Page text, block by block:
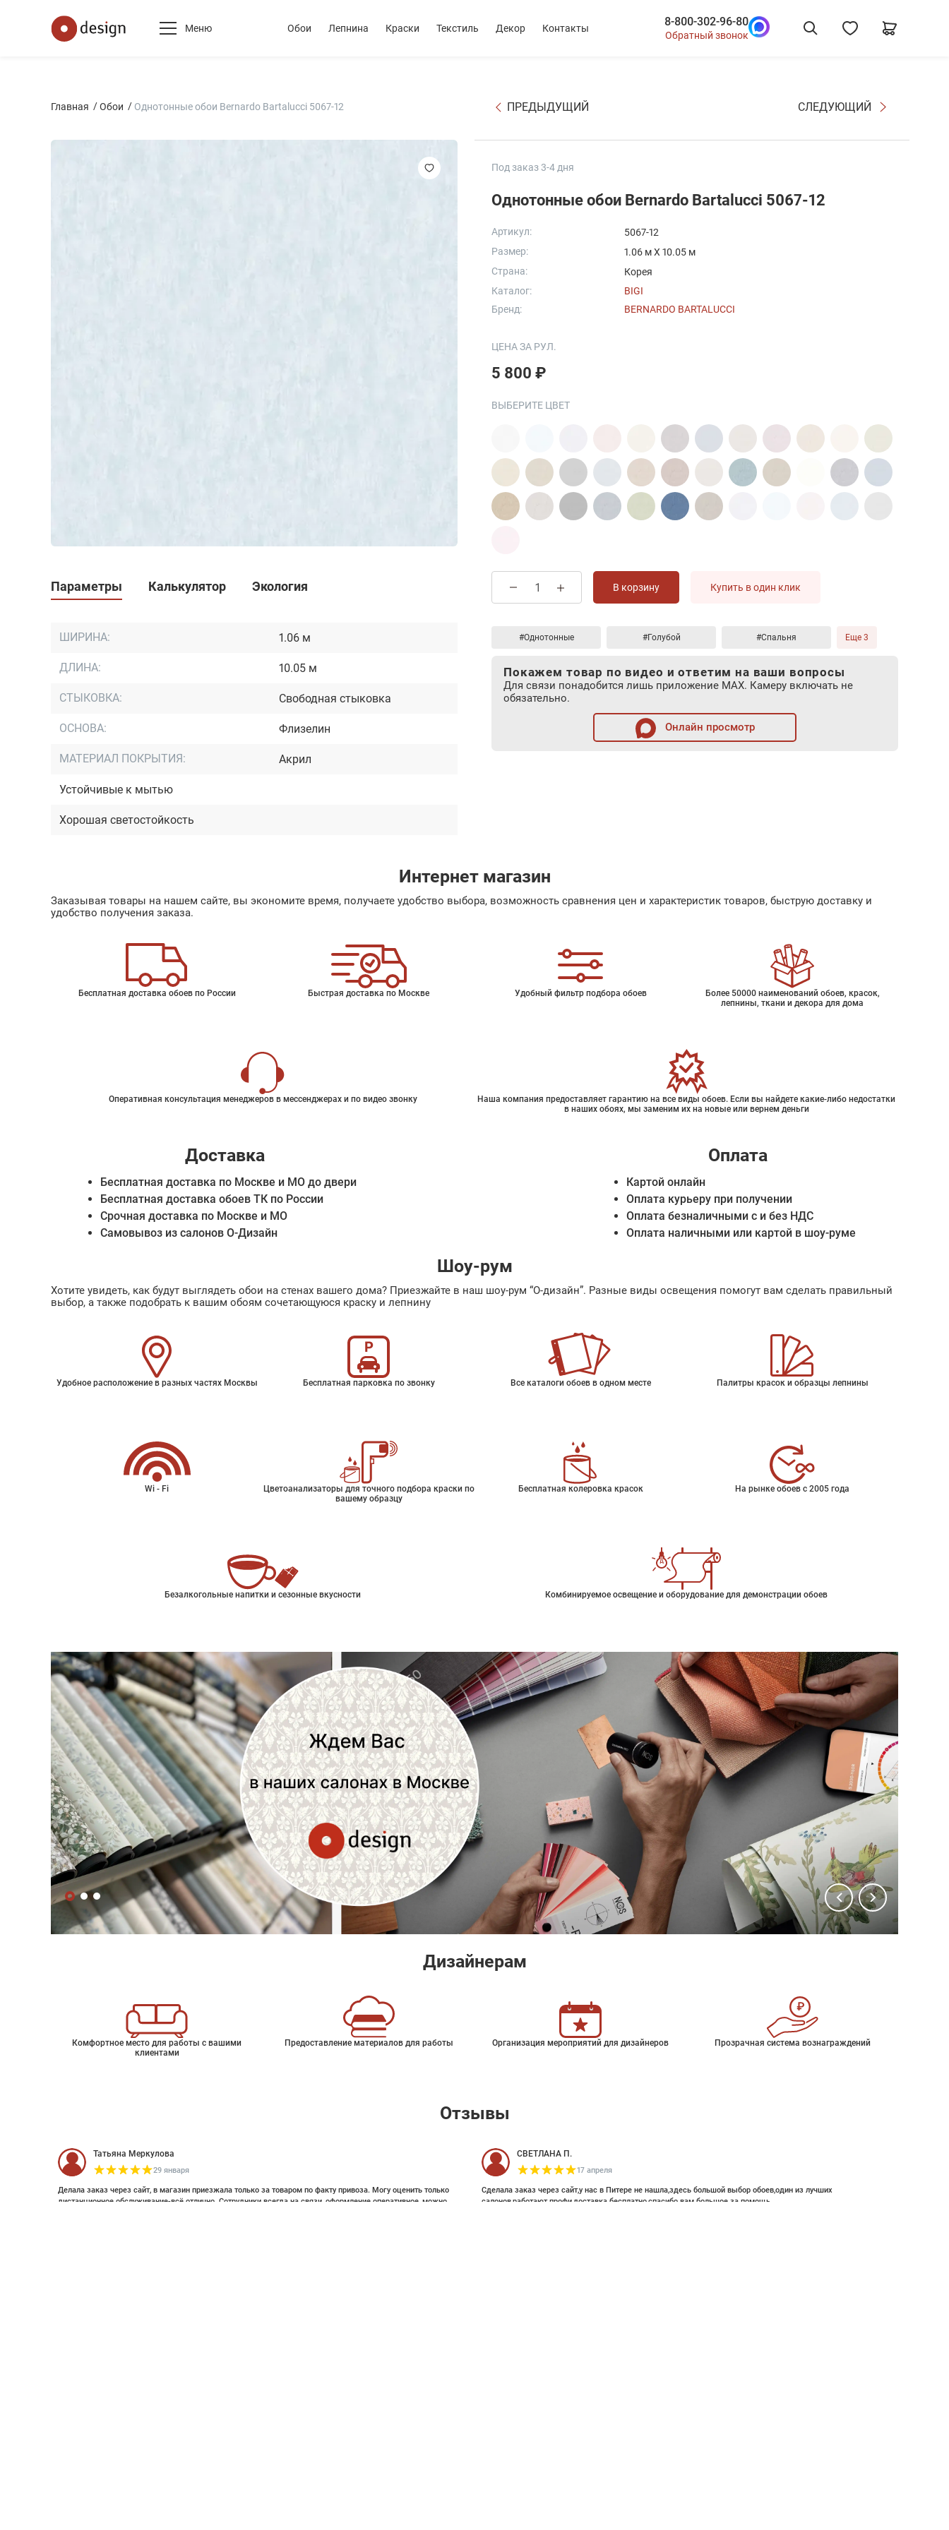
Меню Обои Лепнина Краски Текстиль Декор Контакты 8-800-302-96-80
Обратный звонок
Главная Обои Однотонные обои Bernardo Bartalucci 5067-12 ПРЕДЫДУЩИЙ СЛЕДУЮЩИЙ
Параметры Калькулятор Экология
ШИРИНА: 1.06 м
ДЛИНА: 10.05 м
СТЫКОВКА: Свободная стыковка
ОСНОВА: Флизелин
МАТЕРИАЛ ПОКРЫТИЯ: Акрил
Устойчивые к мытью
Хорошая светостойкость
Под заказ 3-4 дня
Однотонные обои Bernardo Bartalucci 5067-12
Артикул:
5067-12
Размер:
1.06 м X 10.05 м
Страна:
Корея
Каталог:
BIGI
Бренд:
BERNARDO BARTALUCCI
ЦЕНА ЗА РУЛ.
5 800 ₽
ВЫБЕРИТЕ ЦВЕТ
В корзину Купить в один клик
#Однотонные #Голубой #Спальня Еще 3
Покажем товар по видео и ответим на ваши вопросы
Для связи понадобится лишь приложение MAX. Камеру включать не
обязательно.
Онлайн просмотр
Интернет магазин
Заказывая товары на нашем сайте, вы экономите время, получаете удобство выбора, возможность сравнения цен и характеристик товаров, быструю доставку и
удобство получения заказа.
Бесплатная доставка обоев по России Быстрая доставка по Москве Удобный фильтр подбора обоев
Более 50000 наименований обоев, красок,
лепнины, ткани и декора для дома
Оперативная консультация менеджеров в мессенджерах и по видео звонку
Наша компания предоставляет гарантию на все виды обоев. Если вы найдете какие-либо недостатки
в наших обоях, мы заменим их на новые или вернем деньги
Доставка
Бесплатная доставка по Москве и МО до двери
Бесплатная доставка обоев ТК по России
Срочная доставка по Москве и МО
Самовывоз из салонов О-Дизайн
Оплата
Картой онлайн
Оплата курьеру при получении
Оплата безналичными с и без НДС
Оплата наличными или картой в шоу-руме
Шоу-рум
Хотите увидеть, как будут выглядеть обои на стенах вашего дома? Приезжайте в наш шоу-рум “О-дизайн”. Разные виды освещения помогут вам сделать правильный
выбор, а также подобрать к вашим обоям сочетающуюся краску и лепнину
Удобное расположение в разных частях Москвы Бесплатная парковка по звонку Все каталоги обоев в одном месте Палитры красок и образцы лепнины
Wi - Fi
Цветоанализаторы для точного подбора краски по
вашему образцу
Бесплатная колеровка красок На рынке обоев с 2005 года
Безалкогольные напитки и сезонные вкусности Комбинируемое освещение и оборудование для демонстрации обоев
Дизайнерам
Комфортное место для работы с вашими
клиентами
Предоставление материалов для работы Организация мероприятий для дизайнеров Прозрачная система вознаграждений
Отзывы
Татьяна Меркулова
29 января
Делала заказ через сайт, в магазин приезжала только за товаром по факту привоза. Могу оценить только
дистанционное обслуживание-всё отлично. Сотрудники всегда на связи, оформление оперативное, можно
СВЕТЛАНА П.
17 апреля
Сделала заказ через сайт,у нас в Питере не нашла,здесь большой выбор обоев,один из лучших
салонов,работают профи,доставка бесплатно,спасибо вам большое за помощь.